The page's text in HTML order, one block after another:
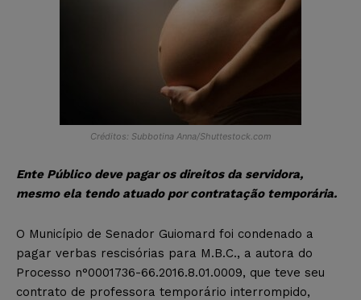
Créditos: Subbotina Anna/Shuttestock.com
Ente Público deve pagar os direitos da servidora,
mesmo ela tendo atuado por contratação temporária.
O Município de Senador Guiomard foi condenado a
pagar verbas rescisórias para M.B.C., a autora do
Processo n°0001736-66.2016.8.01.0009, que teve seu
contrato de professora temporário interrompido,